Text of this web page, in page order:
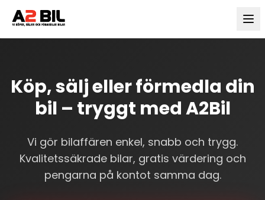
Köp, sälj eller förmedla din
bil – tryggt med A2Bil
Vi gör bilaffären enkel, snabb och trygg.
Kvalitetssäkrade bilar, gratis värdering och
pengarna på kontot samma dag.